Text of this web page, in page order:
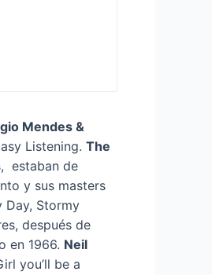
Mendes &
Listening. The
estaban de
y sus masters
Day, Stormy
después de
en 1966. Neil
you’ll be a